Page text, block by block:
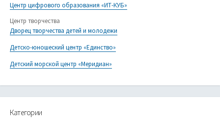
Центр цифрового образования «ИТ-КУБ»
Центр творчества
Дворец творчества детей и молодежи
Детско-юношеский центр «Единство»
Детский морской центр «Меридиан»
Категории